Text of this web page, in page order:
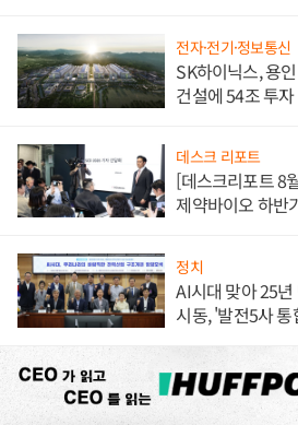
전자·전기·정보통신
SK하이닉스, 용
건설에 54조 투자
데스크 리포트
[데스크리포트 8
제약바이오 하반
정치
AI시대 맞아 25
시동, '발전5사 통